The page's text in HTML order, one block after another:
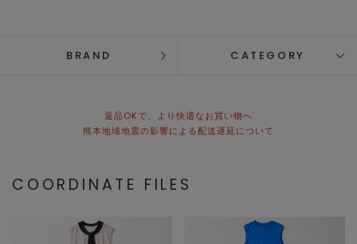
BRAND CATEGORY
返品OKで、より快適なお買い物へ
熊本地域地震の影響による配送遅延について
COORDINATE FILES